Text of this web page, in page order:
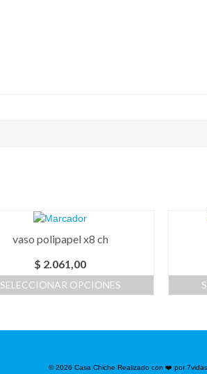
vaso polipapel x8 ch
$ 2.061,00
SELECCIONAR OPCIONES
tiene
Las
© 2026 Casa Chiche Realizado con ❤️ por